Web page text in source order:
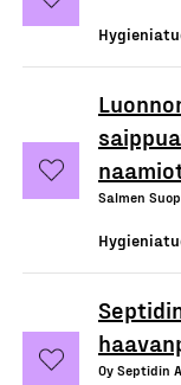
Salmen
Oy Septidin